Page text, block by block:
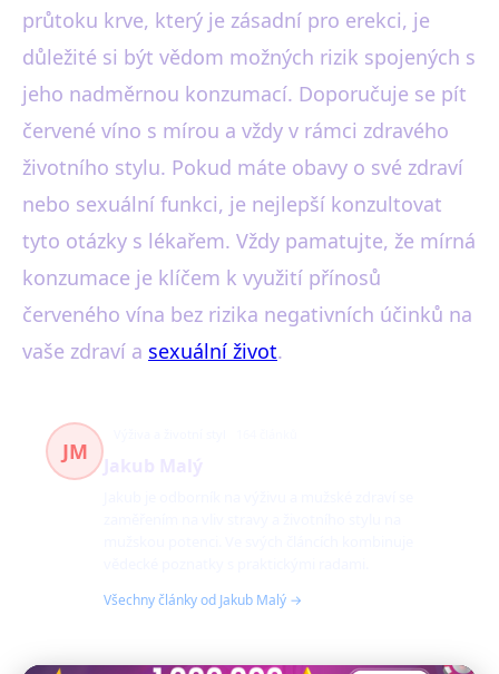
průtoku krve, který je zásadní pro erekci, je
důležité si být vědom možných rizik spojených s
jeho nadměrnou konzumací. Doporučuje se pít
červené víno s mírou a vždy v rámci zdravého
životního stylu. Pokud máte obavy o své zdraví
nebo sexuální funkci, je nejlepší konzultovat
tyto otázky s lékařem. Vždy pamatujte, že mírná
konzumace je klíčem k využití přínosů
červeného vína bez rizika negativních účinků na
vaše zdraví a sexuální život.
JM
Všechny články od Jakub Malý →